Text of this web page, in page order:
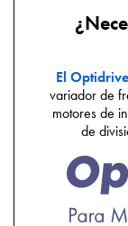
El
variador de
motores de
de